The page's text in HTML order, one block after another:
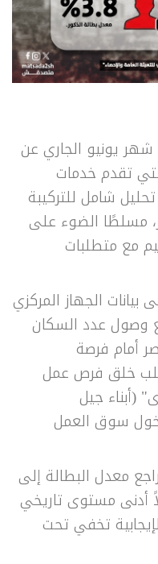
يونيو الجاري عن
تقدم خدمات
شامل للتركيبة
مسلطًا الضوء على
مع متطلبات
بيانات الجهاز المركزي
وصول عدد السكان
أمام فرصة
خلق فرص عمل
(أبناء جيل
سوق العمل
معدل البطالة إلى
عام 2025 -مسجلاً أدنى مستوى تاريخي
تخفي تحت